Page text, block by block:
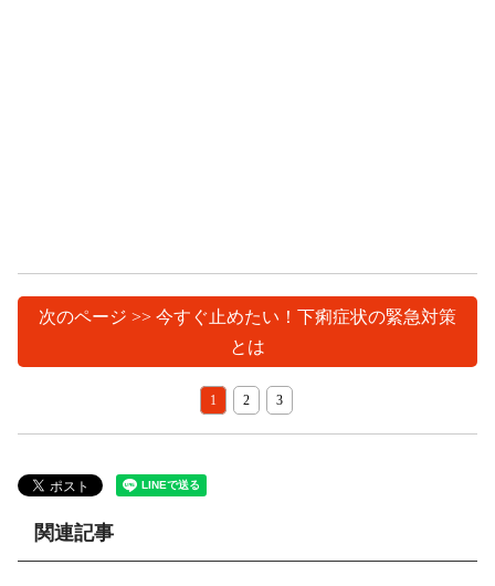
次のページ >> 今すぐ止めたい！下痢症状の緊急対策
とは
1 2 3
関連記事